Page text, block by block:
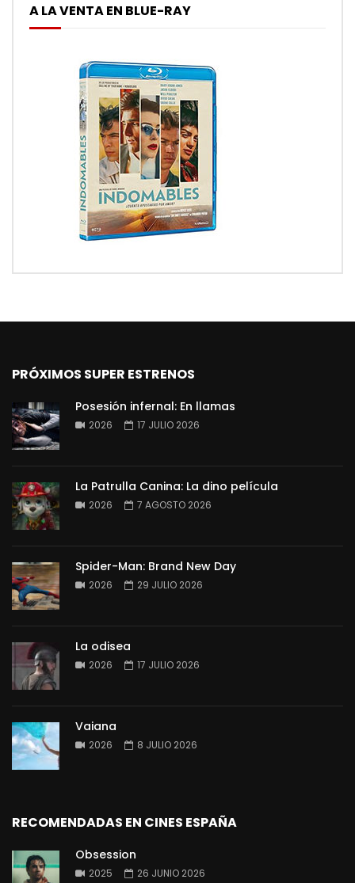
A LA VENTA EN BLUE-RAY
PRÓXIMOS SUPER ESTRENOS
Posesión infernal: En llamas
2026 17 JULIO 2026
La Patrulla Canina: La dino película
2026 7 AGOSTO 2026
Spider-Man: Brand New Day
2026 29 JULIO 2026
La odisea
2026 17 JULIO 2026
Vaiana
2026 8 JULIO 2026
RECOMENDADAS EN CINES ESPAÑA
Obsession
2025 26 JUNIO 2026